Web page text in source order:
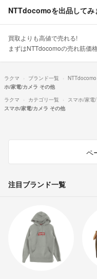
NTTdocomoを出品してみ
買取よりも高値で売れる!
まずはNTTdocomoの売れ筋価
ラクマ ブランド一覧 NTTdocomo
ホ/家電/カメラ その他
ラクマ
カテゴリ一覧 スマホ/家電
スマホ/家電/カメラ その他
ペ
注目ブランド一覧